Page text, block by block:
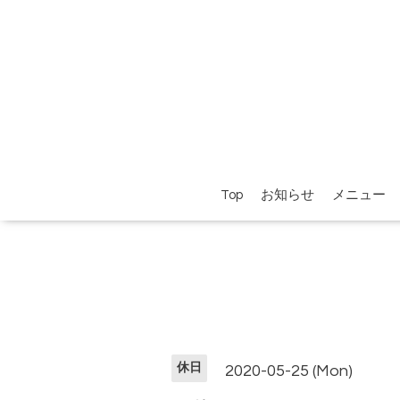
Top お知らせ メニュー
休日 2020-05-25 (Mon)